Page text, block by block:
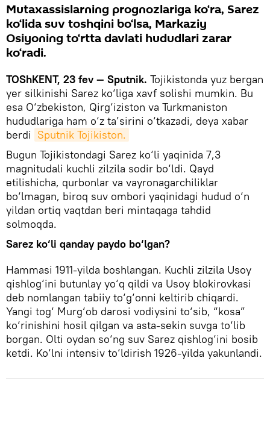
Mutaxassislarning prognozlariga ko‘ra, Sarez
ko‘lida suv toshqini bo‘lsa, Markaziy
Osiyoning to‘rtta davlati hududlari zarar
ko‘radi.
TOShKENT, 23 fev — Sputnik. Tojikistonda yuz bergan
yer silkinishi Sarez ko‘liga xavf solishi mumkin. Bu
esa O‘zbekiston, Qirg‘iziston va Turkmaniston
hududlariga ham o‘z ta’sirini o‘tkazadi, deya xabar
berdi Sputnik Tojikiston.
Bugun Tojikistondagi Sarez ko‘li yaqinida 7,3
magnitudali kuchli zilzila sodir bo‘ldi. Qayd
etilishicha, qurbonlar va vayronagarchiliklar
bo‘lmagan, biroq suv ombori yaqinidagi hudud o‘n
yildan ortiq vaqtdan beri mintaqaga tahdid
solmoqda.
Sarez ko‘li qanday paydo bo‘lgan?
Hammasi 1911-yilda boshlangan. Kuchli zilzila Usoy
qishlog‘ini butunlay yo‘q qildi va Usoy blokirovkasi
deb nomlangan tabiiy to‘g‘onni keltirib chiqardi.
Yangi tog‘ Murg‘ob darosi vodiysini to‘sib, “kosa”
ko‘rinishini hosil qilgan va asta-sekin suvga to‘lib
borgan. Olti oydan so‘ng suv Sarez qishlog‘ini bosib
ketdi. Ko‘lni intensiv to‘ldirish 1926-yilda yakunlandi.